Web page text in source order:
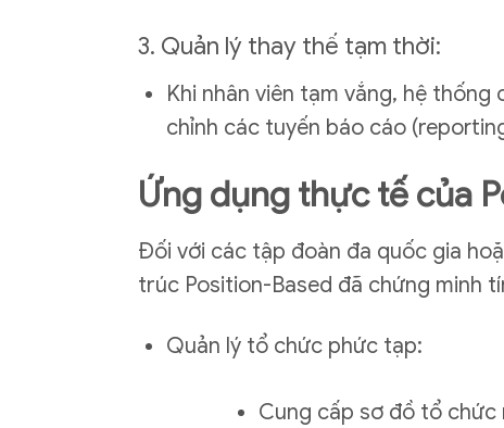
3. Quản lý thay thế tạm thời:
Khi nhân viên tạm vắng, hệ
chỉnh các tuyến báo cáo
Ứng dụng thực tế của
Đối với các tập đoàn đa quốc gia
trúc Position-Based đã chứng minh
Quản lý tổ chức phức tạp:
Cung cấp sơ đồ tổ chức